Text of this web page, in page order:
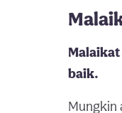
baik.
Mungkin